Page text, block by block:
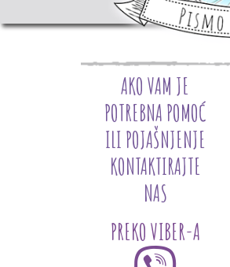
AKO VAM JE
POTREBNA POMOĆ
ILI POJAŠNJENJE
KONTAKTIRAJTE
NAS
PREKO VIBER-A